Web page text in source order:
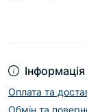
Інформація
Оплата та